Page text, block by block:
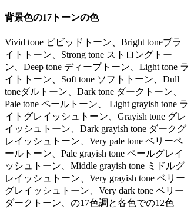
背景色の17トーンの色
Vivid tone ビビッドトーン、Bright toneブラ
イトトーン、Strong tone ストロングトー
ン、Deep tone ディープトーン、Light tone ラ
イトトーン、Soft tone ソフトトーン、Dull
toneダルトーン、Dark tone ダークトーン、
Pale tone ペールトーン、 Light grayish tone ラ
イトグレイッシュトーン、Grayish tone グレ
イッシュトーン、Dark grayish tone ダークグ
レイッシュトーン、Very pale tone ベリーペ
ールトーン、Pale grayish tone ペールグレイ
ッシュトーン、Middle grayish tone ミドルグ
レイッシュトーン、Very grayish tone ベリー
グレイッシュトーン、Very dark tone ベリー
ダークトーン、の17色調と各色での12色